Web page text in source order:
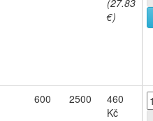
(27.83
€)
600 2500
460
Kč